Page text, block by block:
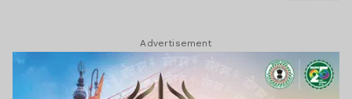
Advertisement